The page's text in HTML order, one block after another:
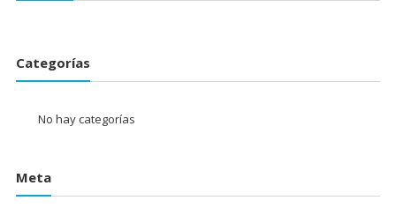
Categorías
No hay categorías
Meta